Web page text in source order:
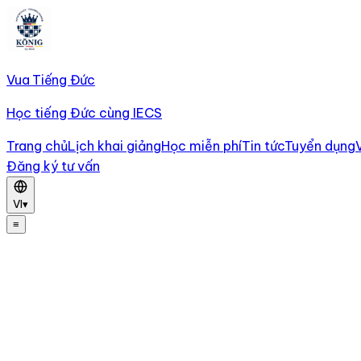
Vua Tiếng Đức
Học tiếng Đức cùng IECS
Trang chủLịch khai giảngHọc miễn phíTin tứcTuyển dụng
Đăng ký tư vấn
VI▾
≡